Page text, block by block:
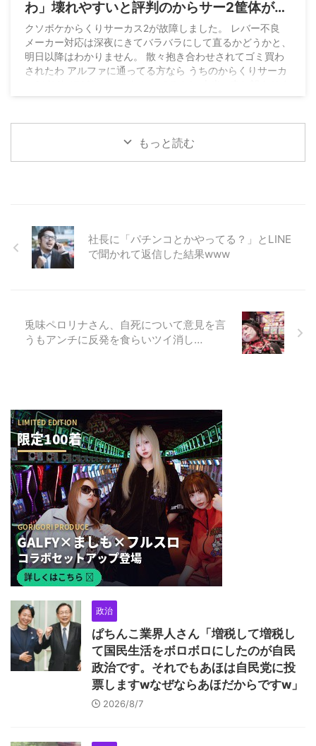
わ」壊れやすいと評判のからサー2筐体がレ
バー不良になって問合せたホールさんの悲
痛な声
クソボケからくりサーカス2が故障しました。 レバー不良
メーカー対応は深夜にきてバラバラにして直るかどうかと、
明日以降はわかりません。 散々抱き合わせされてゴミ買わ
されたわ アルファに通ってる方なら うちのからくりサーカ
もっと読む
社長に「パチンコとかやってる？」とLINE
で聞かれて返信した結果www
兎味ペロリナさん、自死について意見を言
うもアンチに反発を食らいツイ消し…
政治
ぱちんこ業界人さん「増税して増税し
て国民生活をボロボロにしたのが自民
政治です。それでもあほは自民党に投
票しますwなぜならあほだからですw」
2026/8/7